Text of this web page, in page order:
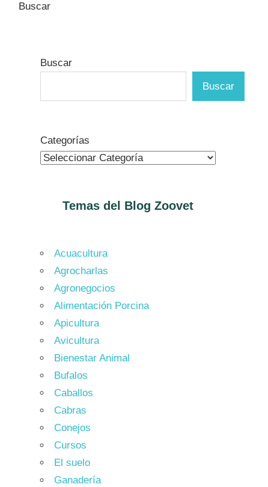
Buscar
Buscar
Buscar
Categorías
Temas del Blog Zoovet
Acuacultura
Agrocharlas
Agronegocios
Alimentación Porcina
Apicultura
Avicultura
Bienestar Animal
Bufalos
Caballos
Cabras
Conejos
Cursos
El suelo
Ganadería